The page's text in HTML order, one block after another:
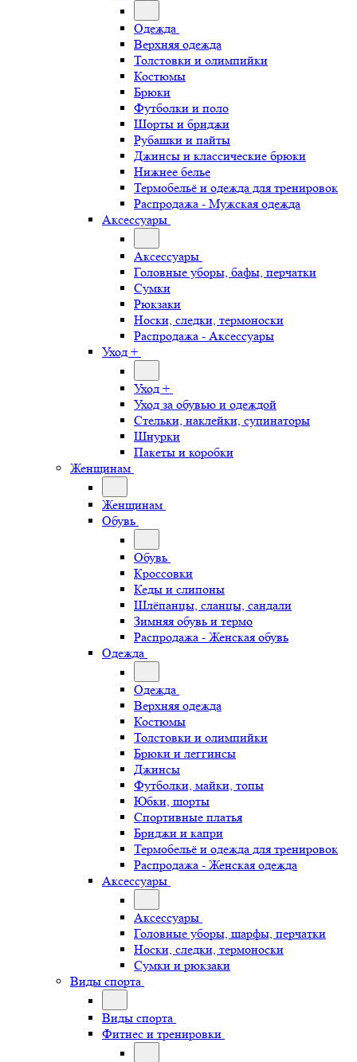
Одежда
Верхняя одежда
Толстовки и олимпийки
Костюмы
Брюки
Футболки и поло
Шорты и бриджи
Рубашки и пайты
Джинсы и классические брюки
Нижнее белье
Термобельё и одежда для тренировок
Распродажа - Мужская одежда
Аксессуары
Аксессуары
Головные уборы, бафы, перчатки
Сумки
Рюкзаки
Носки, следки, термоноски
Распродажа - Аксессуары
Уход +
Уход +
Уход за обувью и одеждой
Стельки, наклейки, супинаторы
Шнурки
Пакеты и коробки
Женщинам
Женщинам
Обувь
Обувь
Кроссовки
Кеды и слипоны
Шлёпанцы, сланцы, сандали
Зимняя обувь и термо
Распродажа - Женская обувь
Одежда
Одежда
Верхняя одежда
Костюмы
Толстовки и олимпийки
Брюки и леггинсы
Джинсы
Футболки, майки, топы
Юбки, шорты
Спортивные платья
Бриджи и капри
Термобельё и одежда для тренировок
Распродажа - Женская одежда
Аксессуары
Аксессуары
Головные уборы, шарфы, перчатки
Носки, следки, термоноски
Сумки и рюкзаки
Виды спорта
Виды спорта
Фитнес и тренировки